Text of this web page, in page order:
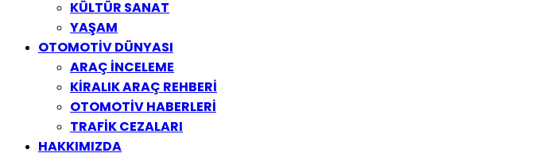
KÜLTÜR SANAT
YAŞAM
OTOMOTİV DÜNYASI
ARAÇ İNCELEME
KİRALIK ARAÇ REHBERİ
OTOMOTİV HABERLERİ
TRAFİK CEZALARI
HAKKIMIZDA